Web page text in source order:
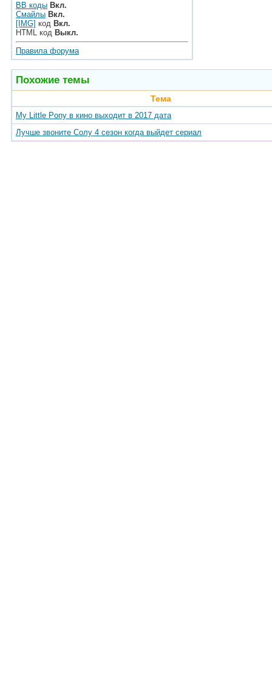
BB коды Вкл.
Смайлы Вкл.
[IMG] код Вкл.
HTML код Выкл.
Правила форума
Похожие темы
Тема
My Little Pony в кино выходит в 2017 дата
Лучше звоните Солу 4 сезон когда выйдет сериал